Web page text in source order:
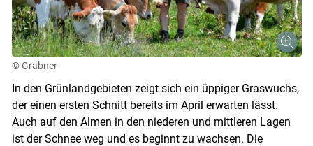
© Grabner
In den Grünlandgebieten zeigt sich ein üppiger Graswuchs,
der einen ersten Schnitt bereits im April erwarten lässt.
Auch auf den Almen in den niederen und mittleren Lagen
ist der Schnee weg und es beginnt zu wachsen. Die